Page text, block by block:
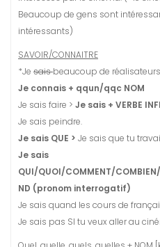
Beaucoup de gens sont
intéressants)
SAVOIR/CONNAITRE
*Je saisbeaucoup de
Je connais + qqun/qqc NOM
Je sais faire > Je sais + VERBE
Je sais peindre.
Je sais QUE > Je sais que tu
Je sais
QUI/QUOI/COMMENT/
ND (pronom interrogatif)
Je sais quand les cours de
Je sais pas SI tu veux aller au